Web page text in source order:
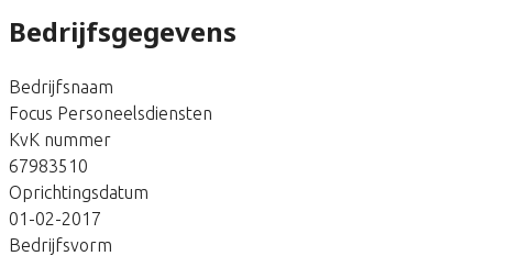
Bedrijfsgegevens
Bedrijfsnaam
Focus Personeelsdiensten
KvK nummer
67983510
Oprichtingsdatum
01-02-2017
Bedrijfsvorm